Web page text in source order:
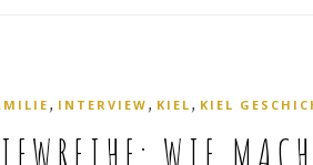
, INTERVIEW , KIEL , KIEL